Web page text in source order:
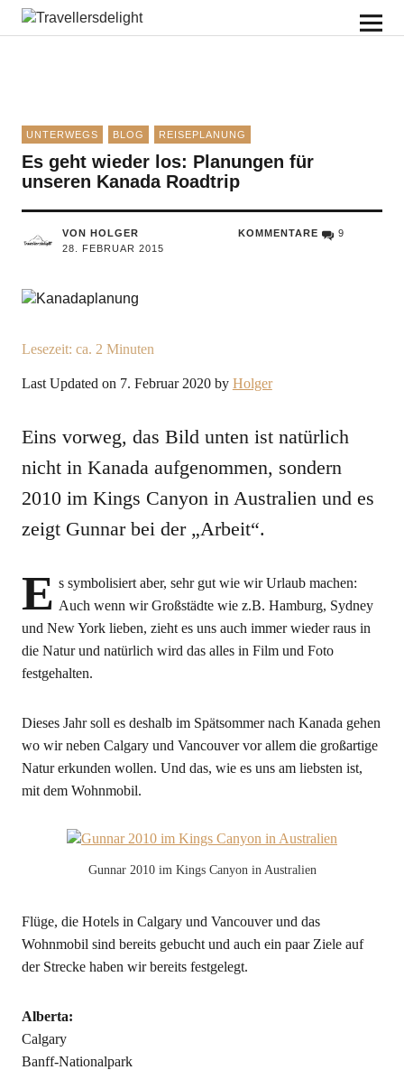
Travellersdelight
UNTERWEGS BLOG REISEPLANUNG
Es geht wieder los: Planungen für
unseren Kanada Roadtrip
VON HOLGER
28. FEBRUAR 2015
KOMMENTARE 9
Lesezeit: ca. 2 Minuten
Last Updated on 7. Februar 2020 by Holger
Eins vorweg, das Bild unten ist natürlich
nicht in Kanada aufgenommen, sondern
2010 im Kings Canyon in Australien und es
zeigt Gunnar bei der „Arbeit“.
E s symbolisiert aber, sehr gut wie wir Urlaub machen:
Auch wenn wir Großstädte wie z.B. Hamburg, Sydney
und New York lieben, zieht es uns auch immer wieder raus in
die Natur und natürlich wird das alles in Film und Foto
festgehalten.
Dieses Jahr soll es deshalb im Spätsommer nach Kanada gehen
wo wir neben Calgary und Vancouver vor allem die großartige
Natur erkunden wollen. Und das, wie es uns am liebsten ist,
mit dem Wohnmobil.
Gunnar 2010 im Kings Canyon in Australien
Flüge, die Hotels in Calgary und Vancouver und das
Wohnmobil sind bereits gebucht und auch ein paar Ziele auf
der Strecke haben wir bereits festgelegt.
Alberta:
Calgary
Banff-Nationalpark